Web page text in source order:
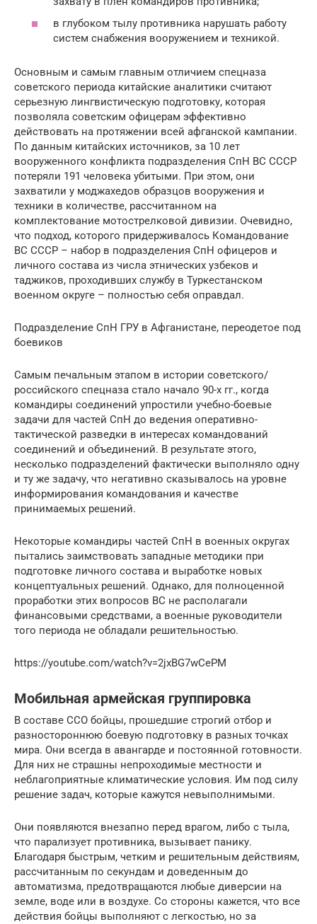
в глубоком тылу противника нарушать работу
систем снабжения вооружением и техникой.
Основным и самым главным отличием спецназа
советского периода китайские аналитики считают
серьезную лингвистическую подготовку, которая
позволяла советским офицерам эффективно
действовать на протяжении всей афганской кампании.
По данным китайских источников, за 10 лет
вооруженного конфликта подразделения СпН ВС СССР
потеряли 191 человека убитыми. При этом, они
захватили у моджахедов образцов вооружения и
техники в количестве, рассчитанном на
комплектование мотострелковой дивизии. Очевидно,
что подход, которого придерживалось Командование
ВС СССР – набор в подразделения СпН офицеров и
личного состава из числа этнических узбеков и
таджиков, проходивших службу в Туркестанском
военном округе – полностью себя оправдал.
Подразделение СпН ГРУ в Афганистане, переодетое под
боевиков
Самым печальным этапом в истории советского/
российского спецназа стало начало 90-х гг., когда
командиры соединений упростили учебно-боевые
задачи для частей СпН до ведения оперативно-
тактической разведки в интересах командований
соединений и объединений. В результате этого,
несколько подразделений фактически выполняло одну
и ту же задачу, что негативно сказывалось на уровне
информирования командования и качестве
принимаемых решений.
Некоторые командиры частей СпН в военных округах
пытались заимствовать западные методики при
подготовке личного состава и выработке новых
концептуальных решений. Однако, для полноценной
проработки этих вопросов ВС не располагали
финансовыми средствами, а военные руководители
того периода не обладали решительностью.
https://youtube.com/watch?v=2jxBG7wCePM
Мобильная армейская группировка
В составе ССО бойцы, прошедшие строгий отбор и
разностороннюю боевую подготовку в разных точках
мира. Они всегда в авангарде и постоянной готовности.
Для них не страшны непроходимые местности и
неблагоприятные климатические условия. Им под силу
решение задач, которые кажутся невыполнимыми.
Они появляются внезапно перед врагом, либо с тыла,
что парализует противника, вызывает панику.
Благодаря быстрым, четким и решительным действиям,
рассчитанным по секундам и доведенным до
автоматизма, предотвращаются любые диверсии на
земле, воде или в воздухе. Со стороны кажется, что все
действия бойцы выполняют с легкостью, но за